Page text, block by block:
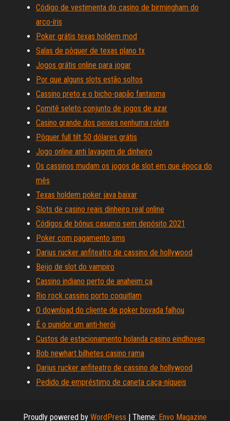
Código de vestimenta do casino de birmingham do
arco-íris
Poker grátis texas holdem mod
Salas de pôquer de texas plano tx
Jogos grátis online para jogar
Por que alguns slots estão soltos
Cassino preto e o bicho-papão fantasma
Comitê seleto conjunto de jogos de azar
Casino grande dos peixes nenhuma roleta
Pôquer full tilt 50 dólares grátis
Jogo online anti lavagem de dinheiro
Os cassinos mudam os jogos de slot em que época do
mês
Texas holdem poker java baixar
Slots de casino reais dinheiro real online
Códigos de bônus casumo sem depósito 2021
Poker com pagamento sms
Darius rucker anfiteatro de cassino de hollywood
Beijo de slot do vampiro
Cassino indiano perto de anaheim ca
Rio rock cassino porto coquitlam
O download do cliente de poker bovada falhou
É o punidor um anti-herói
Custos de estacionamento holanda casino eindhoven
Bob newhart bilhetes casino rama
Darius rucker anfiteatro de cassino de hollywood
Pedido de empréstimo de caneta caça-níqueis
Proudly powered by WordPress | Theme: Envo Magazine